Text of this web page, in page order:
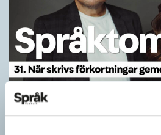
När skrivs förkortningar